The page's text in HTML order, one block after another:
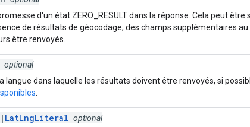
d'un état ZERO_RESULT dans la réponse. Cela peut être
de résultats de géocodage, des champs supplémentaires au
être renvoyés.
optional
langue dans laquelle les résultats doivent être renvoyés, si
| LatLngLiteral optional